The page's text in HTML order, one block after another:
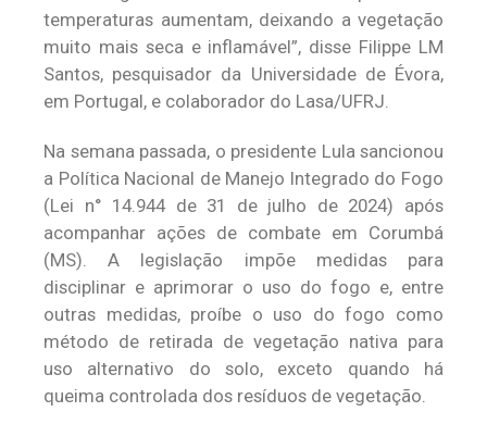
temperaturas aumentam, deixando a vegetação
muito mais seca e inflamável”, disse Filippe LM
Santos, pesquisador da Universidade de Évora,
em Portugal, e colaborador do Lasa/UFRJ.
Na semana passada, o presidente Lula sancionou
a Política Nacional de Manejo Integrado do Fogo
(Lei n° 14.944 de 31 de julho de 2024) após
acompanhar ações de combate em Corumbá
(MS). A legislação impõe medidas para
disciplinar e aprimorar o uso do fogo e, entre
outras medidas, proíbe o uso do fogo como
método de retirada de vegetação nativa para
uso alternativo do solo, exceto quando há
queima controlada dos resíduos de vegetação.